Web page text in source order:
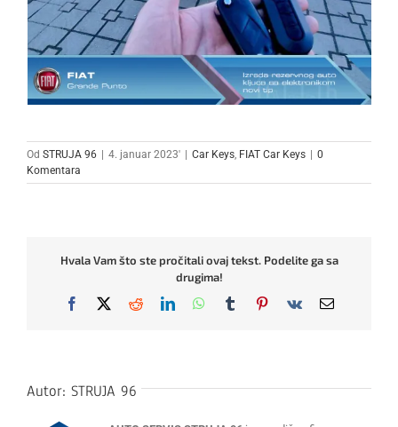
Od STRUJA 96 | 4. januar 2023' | Car Keys FIAT Car Keys | 0
Komentara
Hvala Vam što ste pročitali ovaj tekst. Podelite ga sa
drugima!
Facebook
X RedditLinkedInWhatsApp
TumblrPinterest
Vk Email
Autor: STRUJA 96